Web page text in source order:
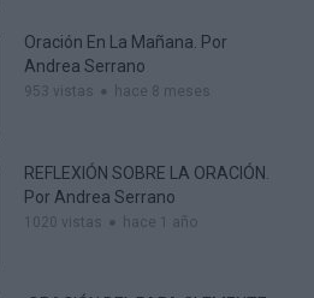
Oración En La Mañana. Por
Andrea Serrano
953 vistas hace 8 meses
REFLEXIÓN SOBRE LA ORACIÓN.
Por Andrea Serrano
1020 vistas hace 1 año